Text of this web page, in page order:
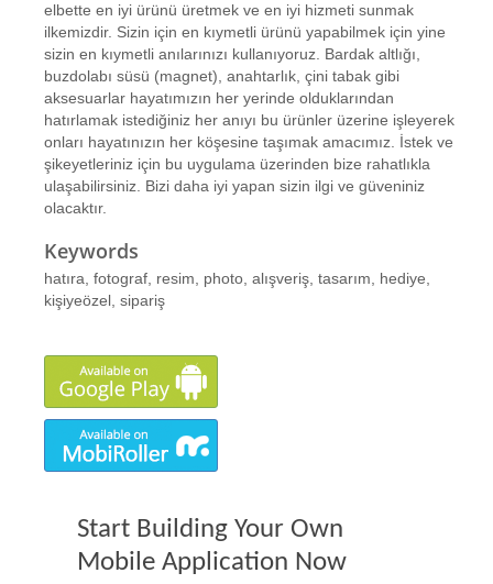
elbette en iyi ürünü üretmek ve en iyi hizmeti sunmak
ilkemizdir. Sizin için en kıymetli ürünü yapabilmek için yine
sizin en kıymetli anılarınızı kullanıyoruz. Bardak altlığı,
buzdolabı süsü (magnet), anahtarlık, çini tabak gibi
aksesuarlar hayatımızın her yerinde olduklarından
hatırlamak istediğiniz her anıyı bu ürünler üzerine işleyerek
onları hayatınızın her köşesine taşımak amacımız. İstek ve
şikeyetleriniz için bu uygulama üzerinden bize rahatlıkla
ulaşabilirsiniz. Bizi daha iyi yapan sizin ilgi ve güveniniz
olacaktır.
Keywords
hatıra, fotograf, resim, photo, alışveriş, tasarım, hediye,
kişiyeözel, sipariş
Start Building Your Own
Mobile Application Now